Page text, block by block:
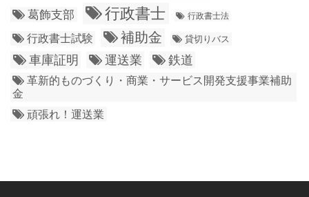
葛飾支部 行政書士 行政書士法
行政書士試験 補助金 貸切りバス
車庫証明 運送業 鉄道
革新的ものづくり・商業・サービス開発支援事業補助
金
頑張れ！運送業